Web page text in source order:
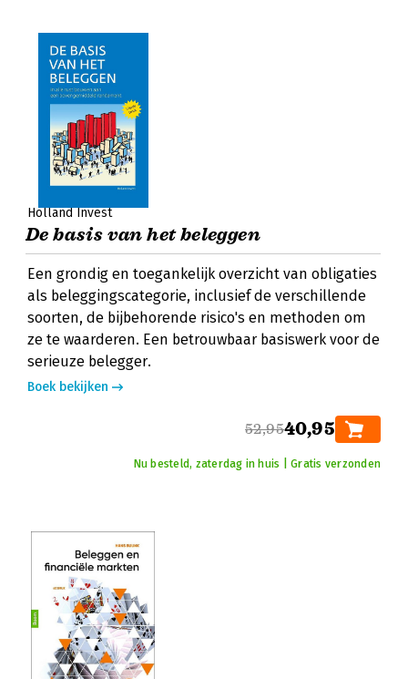
Holland Invest
De basis van het beleggen
Een grondig en toegankelijk overzicht van obligaties
als beleggingscategorie, inclusief de verschillende
soorten, de bijbehorende risico's en methoden om
ze te waarderen. Een betrouwbaar basiswerk voor de
serieuze belegger.
Boek bekijken
52,9540,95
Nu besteld, zaterdag in huis | Gratis verzonden